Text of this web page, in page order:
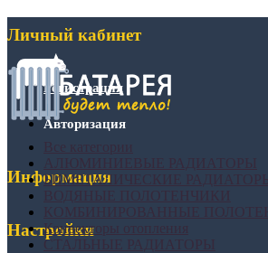
Личный кабинет
Регистрация
Авторизация
Информация
Настройки
БИМЕТАЛИЧЕСКИЕ РАДИАТОРЫ
Конвекторы отопления
СТАЛЬНЫЕ РАДИАТОРЫ